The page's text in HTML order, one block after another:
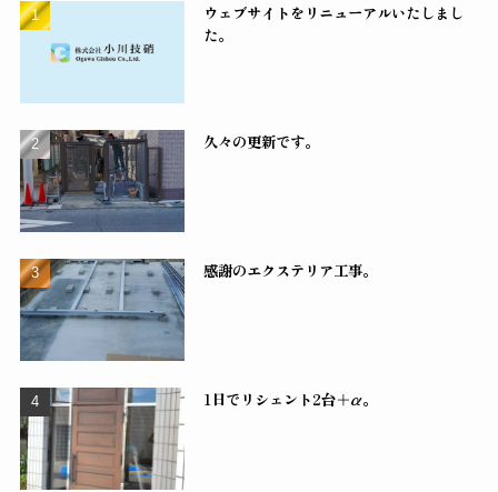
ウェブサイトをリニューアルいたしまし
た。
久々の更新です。
感謝のエクステリア工事。
1日でリシェント2台＋α。